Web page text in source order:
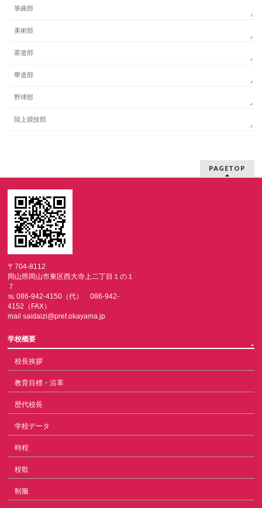
箏曲部
美術部
茶道部
華道部
野球部
陸上競技部
PAGETOP
〒704-8112
岡山県岡山市東区西大寺上二丁目１の１
７
℡ 086-942-4150（代） 086-942-
4152（FAX）
mail saidaizi@pref.okayama.jp
学校概要
校長挨拶
教育目標・沿革
歴代校長
学校データ
時程
校歌
制服